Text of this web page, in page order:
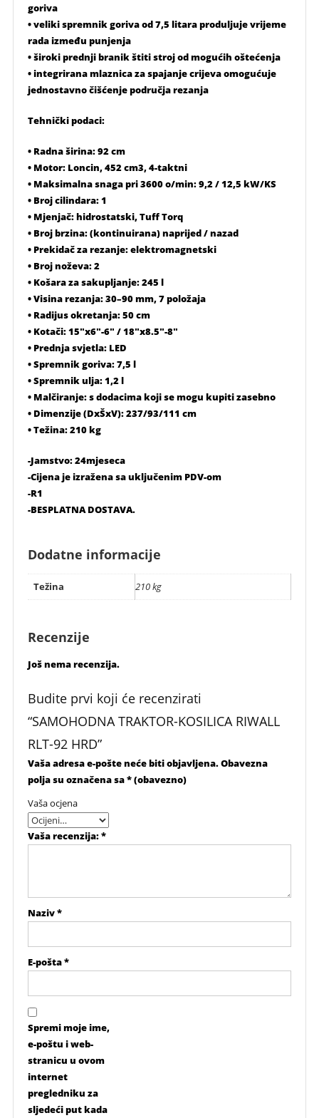
goriva
• veliki spremnik goriva od 7,5 litara produljuje vrijeme
rada između punjenja
• široki prednji branik štiti stroj od mogućih oštećenja
• integrirana mlaznica za spajanje crijeva omogućuje
jednostavno čišćenje područja rezanja
Tehnički podaci:
• Radna širina: 92 cm
• Motor: Loncin, 452 cm3, 4-taktni
• Maksimalna snaga pri 3600 o/min: 9,2 / 12,5 kW/KS
• Broj cilindara: 1
• Mjenjač: hidrostatski, Tuff Torq
• Broj brzina: (kontinuirana) naprijed / nazad
• Prekidač za rezanje: elektromagnetski
• Broj noževa: 2
• Košara za sakupljanje: 245 l
• Visina rezanja: 30–90 mm, 7 položaja
• Radijus okretanja: 50 cm
• Kotači: 15″x6″-6″ / 18″x8.5″-8″
• Prednja svjetla: LED
• Spremnik goriva: 7,5 l
• Spremnik ulja: 1,2 l
• Malčiranje: s dodacima koji se mogu kupiti zasebno
• Dimenzije (DxŠxV): 237/93/111 cm
• Težina: 210 kg
-Jamstvo: 24mjeseca
-Cijena je izražena sa uključenim PDV-om
-R1
-BESPLATNA DOSTAVA.
Dodatne informacije
Težina 210 kg
Recenzije
Još nema recenzija.
Budite prvi koji će recenzirati
“SAMOHODNA TRAKTOR-KOSILICA RIWALL
RLT-92 HRD”
Vaša adresa e-pošte neće biti objavljena.Obavezna
polja su označena sa* (obavezno)
Vaša ocjena
Vaša recenzija:*
Naziv*
E-pošta*
Spremi moje ime,
e-poštu i web-
stranicu u ovom
internet
pregledniku za
sljedeći put kada